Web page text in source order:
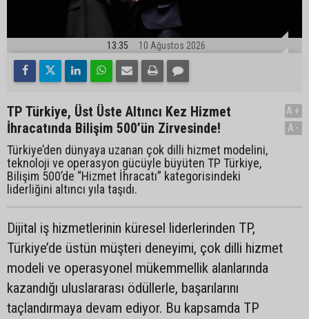
13:35 10 Ağustos 2026
TP Türkiye, Üst Üste Altıncı Kez Hizmet
İhracatında Bilişim 500’ün Zirvesinde!
Türkiye’den dünyaya uzanan çok dilli hizmet modelini,
teknoloji ve operasyon gücüyle büyüten TP Türkiye,
Bilişim 500’de “Hizmet İhracatı” kategorisindeki
liderliğini altıncı yıla taşıdı.
A+
A-
Dijital iş hizmetlerinin küresel liderlerinden TP,
Türkiye’de üstün müşteri deneyimi, çok dilli hizmet
modeli ve operasyonel mükemmellik alanlarında
kazandığı uluslararası ödüllerle, başarılarını
taçlandırmaya devam ediyor. Bu kapsamda TP